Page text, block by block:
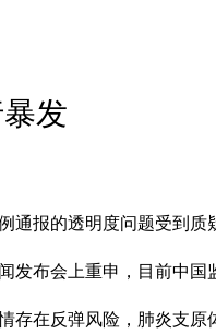
发
通报的透明度问题受到质
布会上重申，目前中国
存在反弹风险，肺炎支